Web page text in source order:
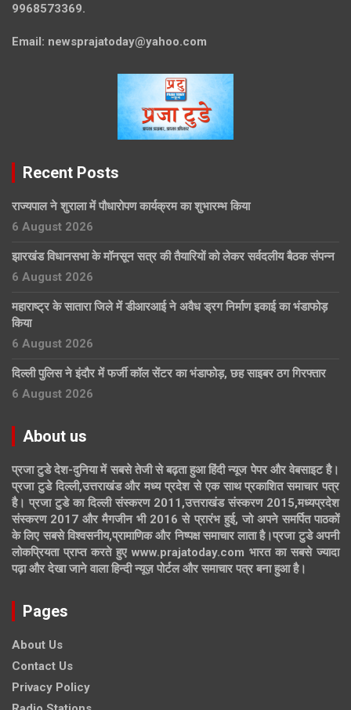
9968573369.
Email: newsprajatoday@yahoo.com
Recent Posts
राज्यपाल ने शुराला में पौधारोपण कार्यक्रम का शुभारम्भ किया
6 August 2026
झारखंड विधानसभा के मॉनसून सत्र की तैयारियों को लेकर सर्वदलीय बैठक संपन्न
6 August 2026
महाराष्ट्र के सातारा जिले में डीआरआई ने अवैध ड्रग निर्माण इकाई का भंडाफोड़
किया
6 August 2026
दिल्ली पुलिस ने इंदौर में फर्जी कॉल सेंटर का भंडाफोड़, छह साइबर ठग गिरफ्तार
6 August 2026
About us
प्रजा टुडे देश-दुनिया में सबसे तेजी से बढ़ता हुआ हिंदी न्यूज पेपर और वेबसाइट है।
प्रजा टुडे दिल्ली,उत्तराखंड और मध्य प्रदेश से एक साथ प्रकाशित समाचार पत्र
है। प्रजा टुडे का दिल्ली संस्करण 2011,उत्तराखंड संस्करण 2015,मध्यप्रदेश
संस्करण 2017 और मैगजीन भी 2016 से प्रारंभ हुई, जो अपने समर्पित पाठकों
के लिए सबसे विश्वसनीय,प्रामाणिक और निष्पक्ष समाचार लाता है।प्रजा टुडे अपनी
लोकप्रियता प्राप्त करते हुए www.prajatoday.com भारत का सबसे ज्यादा
पढ़ा और देखा जाने वाला हिन्दी न्यूज़ पोर्टल और समाचार पत्र बना हुआ है।
Pages
About Us
Contact Us
Privacy Policy